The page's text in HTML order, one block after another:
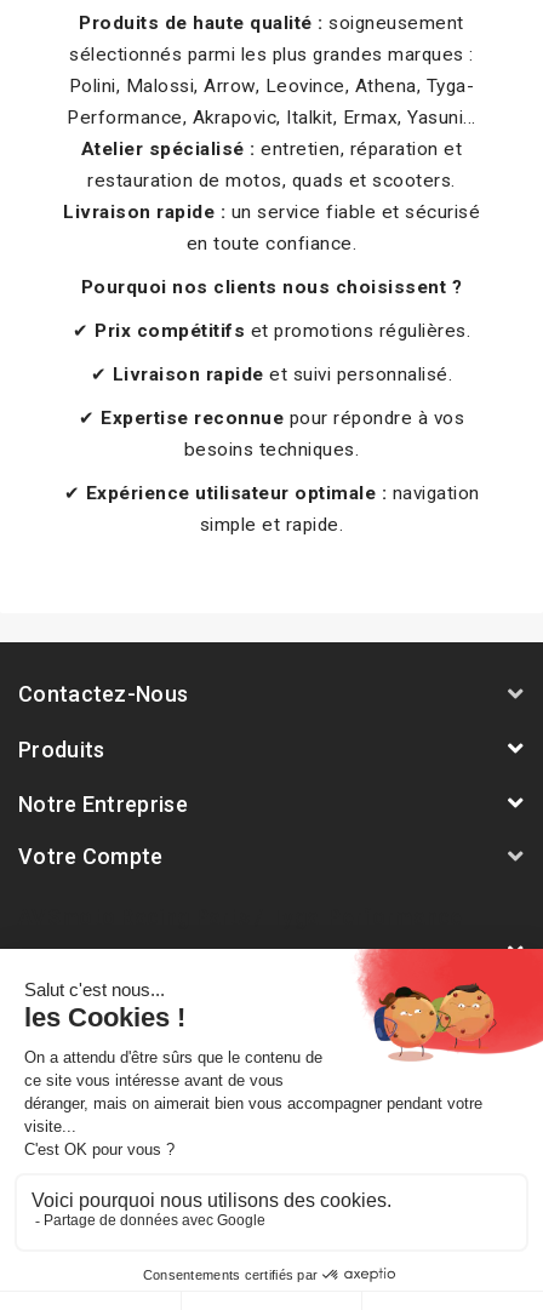
Produits de haute qualité : soigneusement
sélectionnés parmi les plus grandes marques :
Polini, Malossi, Arrow, Leovince, Athena, Tyga-
Performance, Akrapovic, Italkit, Ermax, Yasuni...
Atelier spécialisé : entretien, réparation et
restauration de motos, quads et scooters.
Livraison rapide : un service fiable et sécurisé
en toute confiance.
Pourquoi nos clients nous choisissent ?
✔ Prix compétitifs et promotions régulières.
✔ Livraison rapide et suivi personnalisé.
✔ Expertise reconnue pour répondre à vos
besoins techniques.
✔ Expérience utilisateur optimale : navigation
simple et rapide.
Contactez-Nous
Produits
Notre Entreprise
Votre Compte
France
Notre Newsletter
Abonnez-vous à notre dernière newsletter pour être informé
des nouveautés et remises spéciales.
Conditions générale de vente